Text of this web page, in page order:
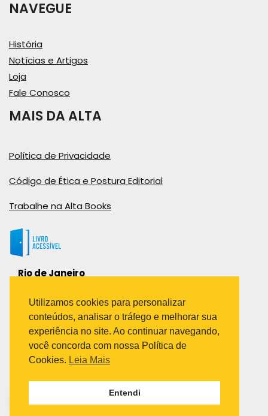
NAVEGUE
História
Notícias e Artigos
Loja
Fale Conosco
MAIS DA ALTA
Política de Privacidade
Código de Ética e Postura Editorial
Trabalhe na Alta Books
Rio de Janeiro
Bairro Industrial do Jacaré
Rio de Janeiro – RJ – CEP: 20970-031
Telefone:
(21) 3278-8069
(21) 3995-7512
Avenida Paulista 1636 / sala 1407
Utilizamos cookies para personalizar
conteúdos, analisar o tráfego e melhorar sua
experiência no site. Ao continuar navegando,
você concorda com nossa Política de
Cookies. Leia Mais
Entendi